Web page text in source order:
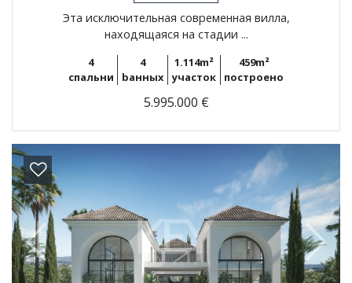
Эта исключительная современная вилла,
находящаяся на стадии ...
4
спальни
4
bанных
1.114m²
участок
459m²
построено
5.995.000 €
Previous Next